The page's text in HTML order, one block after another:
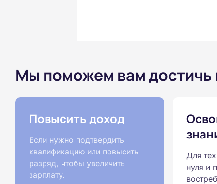
Мы поможем вам достичь
Повысить доход
Если нужно подтвердить
квалификацию или повысить
разряд, чтобы увеличить
зарплату.
Для
нуля и